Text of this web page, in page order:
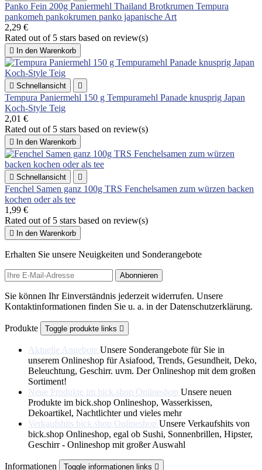
Panko Fein 200g Paniermehl Thailand Brotkrumen Tempura
pankomeh pankokrumen panko japanische Art
2,29 €
Rated out of 5 stars based on review(s)
 In den Warenkorb
 Schnellansicht 
Tempura Paniermehl 150 g Tempuramehl Panade knusprig Japan
Koch-Style Teig
2,01 €
Rated out of 5 stars based on review(s)
 In den Warenkorb
 Schnellansicht 
Fenchel Samen ganz 100g TRS Fenchelsamen zum würzen backen
kochen oder als tee
1,99 €
Rated out of 5 stars based on review(s)
 In den Warenkorb
Erhalten Sie unsere Neuigkeiten und Sonderangebote
Sie können Ihr Einverständnis jederzeit widerrufen. Unsere
Kontaktinformationen finden Sie u. a. in der Datenschutzerklärung.
Produkte Toggle produkte links 
Aktuelle Angebote Unsere Sonderangebote für Sie in
unserem Onlineshop für Asiafood, Trends, Gesundheit, Deko,
Beleuchtung, Geschirr. uvm. Der Onlineshop mit dem großen
Sortiment!
Neue Produkte im bick.shop Onlineshop Unsere neuen
Produkte im bick.shop Onlineshop, Wasserkissen,
Dekoartikel, Nachtlichter und vieles mehr
Verkaufshits bick.shop Onlineshop Unsere Verkaufshits von
bick.shop Onlineshop, egal ob Sushi, Sonnenbrillen, Hipster,
Geschirr - Onlineshop mit großer Auswahl
Informationen Toggle informationen links 